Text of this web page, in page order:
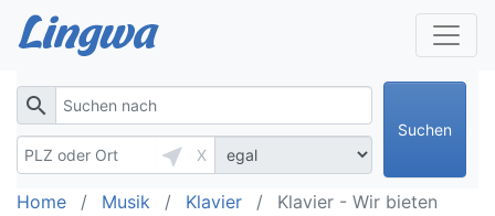
search
near_me
X
Suchen
Home Musik Klavier
Klavier - Wir bieten